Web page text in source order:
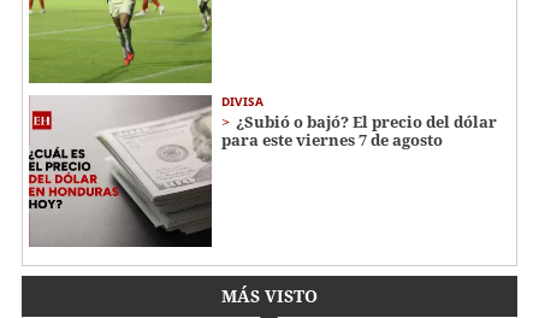
DIVISA
¿Subió o bajó? El precio del dólar
para este viernes 7 de agosto
MÁS VISTO